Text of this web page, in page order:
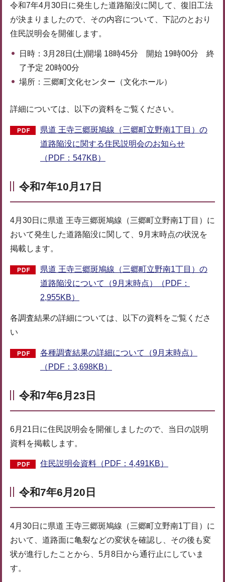
令和7年4月30日に発生した道路陥没に関して、復旧工法
が決まりましたので、その内容について、下記のとおり
住民説明会を開催します。
日時：3月28日(土)開場 18時45分 開始 19時00分 終
了予定 20時00分
場所：三郷町文化センター（文化ホール）
詳細については、以下の資料をご覧ください。
県道 王寺三郷斑鳩線（三郷町立野南1丁目）の
道路陥没に関する住民説明会のお知らせ
（PDF：547KB）
令和7年10月17日
4月30日に県道 王寺三郷斑鳩線（三郷町立野南1丁目）に
おいて発生した道路陥没に関して、9月末時点の状況を
掲載します。
県道 王寺三郷斑鳩線（三郷町立野南1丁目）の
道路陥没について（9月末時点）（PDF：
2,955KB）
各調査結果の詳細については、以下の資料をご覧くださ
い
各種調査結果の詳細について（9月末時点）
（PDF：3,698KB）
令和7年6月23日
6月21日に住民説明会を開催しましたので、当日の説明
資料を掲載します。
住民説明会資料（PDF：4,491KB）
令和7年6月20日
4月30日に県道 王寺三郷斑鳩線（三郷町立野南1丁目）に
おいて、道路面に亀裂などの変状を確認し、その後も変
状が進行したことから、5月8日から通行止にしていま
す。